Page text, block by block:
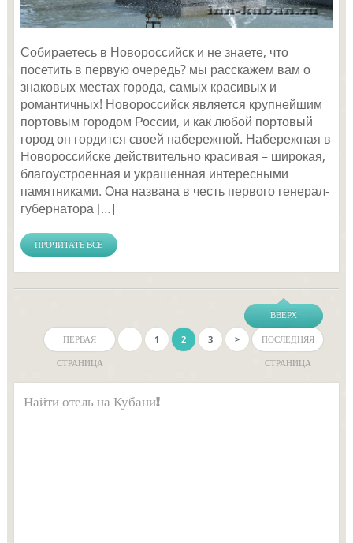
Собираетесь в Новороссийск и не знаете, что
посетить в первую очередь? мы расскажем вам о
знаковых местах города, самых красивых и
романтичных! Новороссийск является крупнейшим
портовым городом России, и как любой портовый
город он гордится своей набережной. Набережная в
Новороссийске действительно красивая – широкая,
благоустроенная и украшенная интересными
памятниками. Она названа в честь первого генерал-
губернатора […]
ПРОЧИТАТЬ ВСЕ
ВВЕРХ
ПЕРВАЯ
СТРАНИЦА
1 2 3 >
ПОСЛЕДНЯЯ
СТРАНИЦА
Найти отель на Кубани!